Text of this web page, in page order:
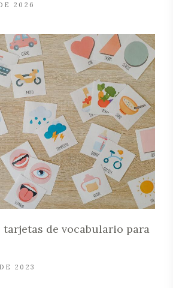
2026
tarjetas de vocabulario para
2023